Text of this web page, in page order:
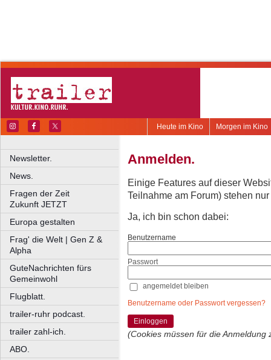
Morgen im Kino
Heute im Kino
Newsletter.
News.
Fragen der Zeit
Zukunft JETZT
Europa gestalten
Frag' die Welt | Gen Z &
Alpha
GuteNachrichten fürs
Gemeinwohl
Flugblatt.
trailer-ruhr podcast.
trailer zahl-ich.
ABO.
Anmelden.
Einige Features auf dieser
Teilnahme am Forum) stehen
Ja, ich bin schon dabei:
Benutzername
Passwort
angemeldet bleiben
Benutzername oder Passwort vergessen?
Einloggen
(Cookies müssen für die Anmeldung